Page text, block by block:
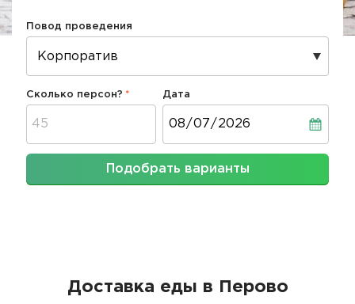
Повод проведения
Сколько персон? Дата
Подобрать варианты
Доставка еды в Перово